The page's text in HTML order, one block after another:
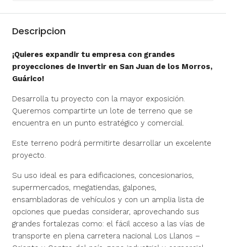
Descripcion
¡Quieres expandir tu empresa con grandes
proyecciones de Invertir en San Juan de los Morros,
Guárico!
Desarrolla tu proyecto con la mayor exposición.
Queremos compartirte un lote de terreno que se
encuentra en un punto estratégico y comercial.
Este terreno podrá permitirte desarrollar un excelente
proyecto.
Su uso ideal es para edificaciones, concesionarios,
supermercados, megatiendas, galpones,
ensambladoras de vehículos y con un amplia lista de
opciones que puedas considerar, aprovechando sus
grandes fortalezas como: el fácil acceso a las vías de
transporte en plena carretera nacional Los Llanos –